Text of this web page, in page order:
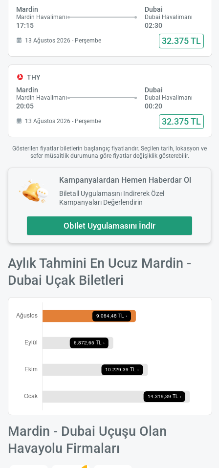
Mardin
Mardin Havalimanı
17:15
Dubai
Dubai Havalimanı
02:30
13 Ağustos 2026 - Perşembe 32.375 TL
THY
Mardin
Mardin Havalimanı
20:05
Dubai
Dubai Havalimanı
00:20
13 Ağustos 2026 - Perşembe 32.375 TL
Gösterilen fiyatlar biletlerin başlangıç fiyatlarıdır. Seçilen tarih, lokasyon ve
sefer müsaitlik durumuna göre fiyatlar değişiklik gösterebilir.
Kampanyalardan Hemen Haberdar Ol
Biletall Uygulamasını Indirerek Özel
Kampanyaları Değerlendirin
Obilet Uygulamasını İndir
Aylık Tahmini En Ucuz Mardin -
Dubai Uçak Biletleri
Mardin - Dubai Uçuşu Olan
Havayolu Firmaları